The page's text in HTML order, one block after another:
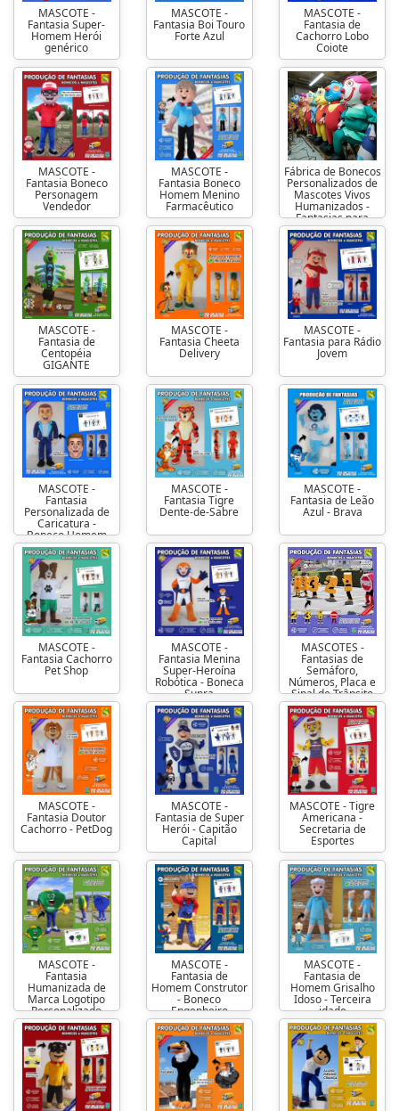
MASCOTE -
Fantasia Super-
Homem Herói
genérico
MASCOTE -
Fantasia Boi Touro
Forte Azul
MASCOTE -
Fantasia de
Cachorro Lobo
Coiote
MASCOTE -
Fantasia Boneco
Personagem
Vendedor
MASCOTE -
Fantasia Boneco
Homem Menino
Farmacêutico
Fábrica de Bonecos
Personalizados de
Mascotes Vivos
Humanizados -
Fantasias para
Vestir
MASCOTE -
Fantasia de
Centopéia
GIGANTE
MASCOTE -
Fantasia Cheeta
Delivery
MASCOTE -
Fantasia para Rádio
Jovem
MASCOTE -
Fantasia
Personalizada de
Caricatura -
Boneco Homem
MASCOTE -
Fantasia Tigre
Dente-de-Sabre
MASCOTE -
Fantasia de Leão
Azul - Brava
MASCOTE -
Fantasia Cachorro
Pet Shop
MASCOTE -
Fantasia Menina
Super-Heroína
Robótica - Boneca
Supra
MASCOTES -
Fantasias de
Semáforo,
Números, Placa e
Sinal de Trânsito
MASCOTE -
Fantasia Doutor
Cachorro - PetDog
MASCOTE -
Fantasia de Super
Herói - Capitão
Capital
MASCOTE - Tigre
Americana -
Secretaria de
Esportes
MASCOTE -
Fantasia
Humanizada de
Marca Logotipo
Personalizado
MASCOTE -
Fantasia de
Homem Construtor
- Boneco
Engenheiro
MASCOTE -
Fantasia de
Homem Grisalho
Idoso - Terceira
idade